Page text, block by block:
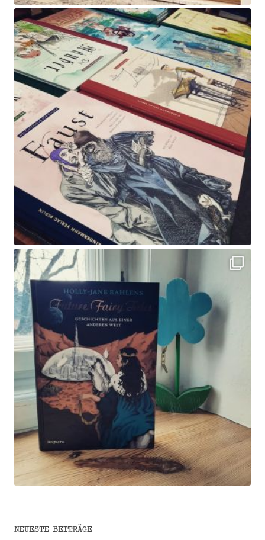
NEUESTE BEITRÄGE